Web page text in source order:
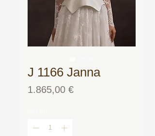
J 1166 Janna
1.865,00 €Preis